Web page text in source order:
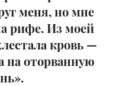
меня, но мне
рифе. Из моей
кровь —
на оторванную